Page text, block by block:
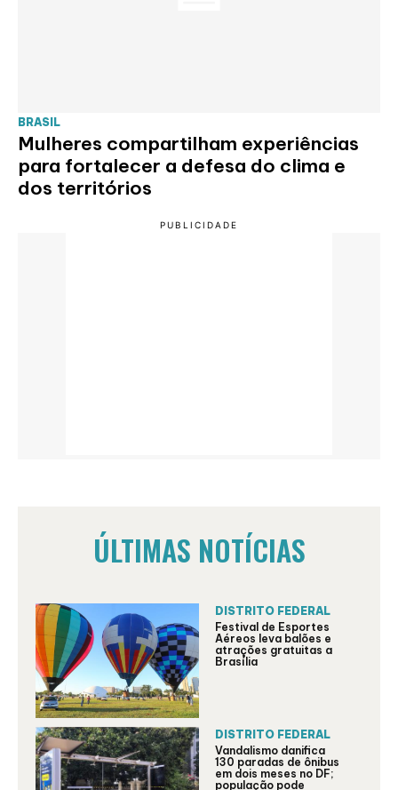
BRASIL
Mulheres compartilham experiências
para fortalecer a defesa do clima e
dos territórios
ÚLTIMAS NOTÍCIAS
DISTRITO FEDERAL
Festival de Esportes
Aéreos leva balões e
atrações gratuitas a
Brasília
DISTRITO FEDERAL
Vandalismo danifica
130 paradas de ônibus
em dois meses no DF;
população pode